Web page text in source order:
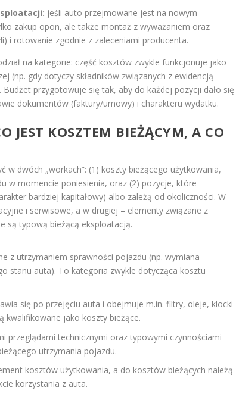
jeśli auto przejmowane jest na nowym
zakup opon, ale także montaż z wyważaniem oraz
i rotowanie zgodnie z zaleceniami producenta.
na kategorie: część kosztów zwykle funkcjonuje jako
(np. gdy dotyczy składników związanych z ewidencją
przygotowuje się tak, aby do każdej pozycji dało się
dokumentów (faktury/umowy) i charakteru wydatku.
JEST KOSZTEM BIEŻĄCYM, A CO
w dwóch „workach”: (1) koszty bieżącego użytkowania,
w momencie poniesienia, oraz (2) pozycje, które
bardziej kapitałowy) albo zależą od okoliczności. W
i serwisowe, a w drugiej – elementy związane z
są typową bieżącą eksploatacją.
z utrzymaniem sprawności pojazdu (np. wymiana
stanu auta). To kategoria zwykle dotycząca kosztu
się po przejęciu auta i obejmuje m.in. filtry, oleje, klocki
kwalifikowane jako koszty bieżące.
przeglądami technicznymi oraz typowymi czynnościami
utrzymania pojazdu.
kosztów użytkowania, a do kosztów bieżących należą
korzystania z auta.